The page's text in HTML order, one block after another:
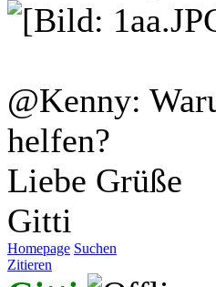
@Kenny:
helfen?
Liebe Grüße
Gitti
Homepage Suchen
Zitieren